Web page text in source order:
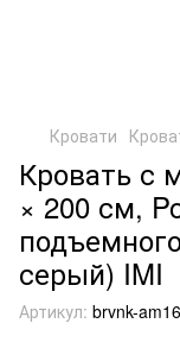
Кровати
Кровать с
× 200 см,
серый) IMI
Артикул: brvnk-